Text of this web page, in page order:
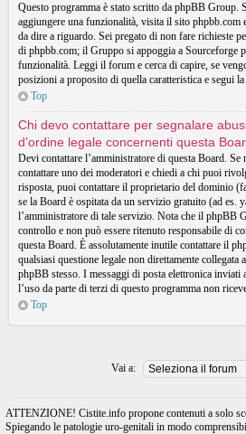
Questo programma è stato scritto da phpBB Group.
aggiungere una funzionalità, visita il sito
da dire a riguardo. Sei pregato di non fare richieste
di phpbb.com; il Gruppo si appoggia a Sourceforge
funzionalità. Leggi il forum e cerca di capire, se
posizioni a proposito di quella caratteristica e segui la
Top
Chi devo contattare per segnalare
d’ordine legale concernenti questa
Devi contattare l’amministratore di questa Board.
contattare uno dei moderatori e chiedi a chi puoi
risposta, puoi contattare il proprietario del dominio
se la Board è ospitata da un servizio gratuito (ad es.
l’amministratore di tale servizio. Nota che il phpBB
controllo e non può essere ritenuto responsabile di
questa Board. È assolutamente inutile contattare il
qualsiasi questione legale non direttamente
phpBB stesso. I messaggi di posta elettronica
l’uso da parte di terzi di questo programma non
Top
Vai a:
ATTENZIONE! Cistite.info propone contenuti a solo
Spiegando le patologie uro-genitali in modo